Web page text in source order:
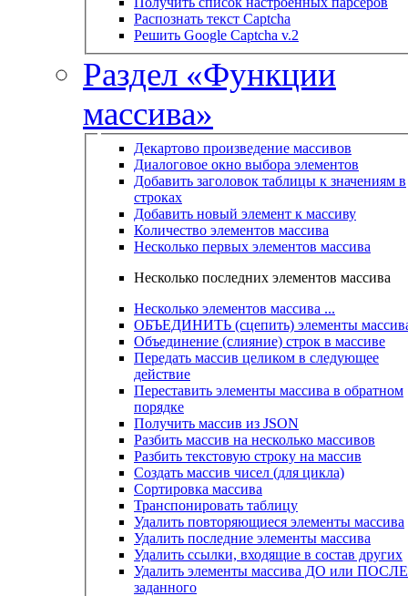
Распознать текст Captcha
Решить Google Captcha v.2
Раздел «Функции
массива»
Декартово произведение массивов
Диалоговое окно выбора элементов
Добавить заголовок таблицы к значениям в
строках
Добавить новый элемент к массиву
Количество элементов массива
Несколько первых элементов массива
Несколько последних элементов массива
Несколько элементов массива ...
ОБЪЕДИНИТЬ (сцепить) элементы
Объединение (слияние) строк в массиве
Передать массив целиком в следующее
действие
Переставить элементы массива в обратном
порядке
Получить массив из JSON
Разбить массив на несколько массивов
Разбить текстовую строку на массив
Создать массив чисел (для цикла)
Сортировка массива
Транспонировать таблицу
Удалить повторяющиеся элементы массива
Удалить последние элементы массива
Удалить ссылки, входящие в состав других
Удалить элементы массива ДО или ПОСЛЕ
заданного